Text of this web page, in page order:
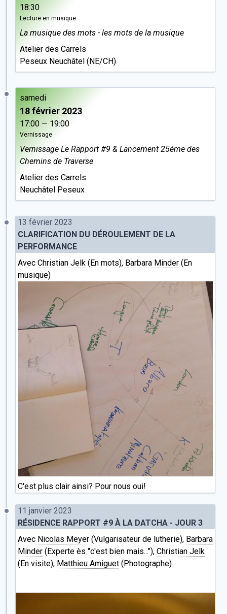
18:30
Lecture en musique
La musique des mots - les mots de la musique
Atelier des Carrels
Peseux Neuchâtel (NE/CH)
samedi
18 février 2023
17:00 — 19:00
Vernissage
Vernissage Le Rapport #9 & Lancement 25ème des
Chemins de Traverse
Atelier des Carrels
Neuchâtel Peseux
13 février 2023
CLARIFICATION DU DÉROULEMENT DE LA
PERFORMANCE
Avec Christian Jelk (En mots), Barbara Minder (En
musique)
C'est plus clair ainsi? Pour nous oui!
11 janvier 2023
RÉSIDENCE RAPPORT #9 À LA DATCHA - JOUR 3
Avec Nicolas Meyer (Vulgarisateur de lutherie), Barbara
Minder (Experte ès "c'est bien mais..."), Christian Jelk
(En visite), Matthieu Amiguet (Photographe)